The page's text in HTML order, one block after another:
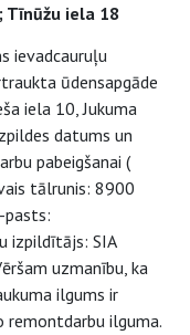
Tīnūžu iela 18
ievadcauruļu
ūdensapgāde
iela 10, Jukuma
datums un
pabeigšanai (
tālrunis: 8900
pasts:
izpildītājs: SIA
uzmanību, ka
ilgums ir
remontdarbu ilguma.